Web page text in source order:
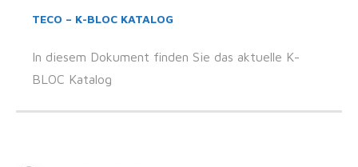
TECO – K-BLOC KATALOG
In diesem Dokument finden Sie das aktuelle K-
BLOC Katalog